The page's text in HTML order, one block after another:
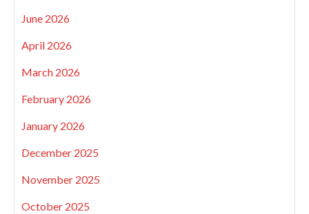
June 2026
April 2026
March 2026
February 2026
January 2026
December 2025
November 2025
October 2025